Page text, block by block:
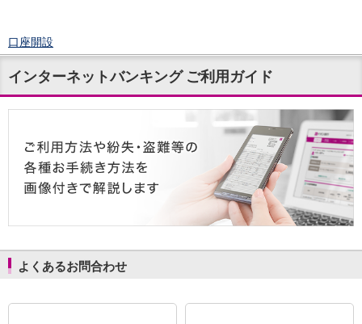
口座開設
ログイン
チャット
メニュー
円預金TOP
普通預金
定期預金
外貨預金TOP
外貨定期預金
外貨普通預金積立
インターネットバンキング ご利用ガイド
よくあるお問合わせ